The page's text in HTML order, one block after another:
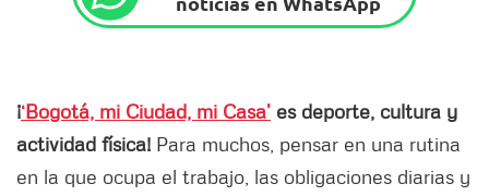
¡‘Bogotá, mi Ciudad, mi Casa’ es deporte, cultura y
actividad física! Para muchos, pensar en una rutina
en la que ocupa el trabajo, las obligaciones diarias y